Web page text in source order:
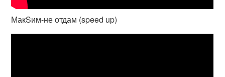
МакSим-не отдам (speed up)